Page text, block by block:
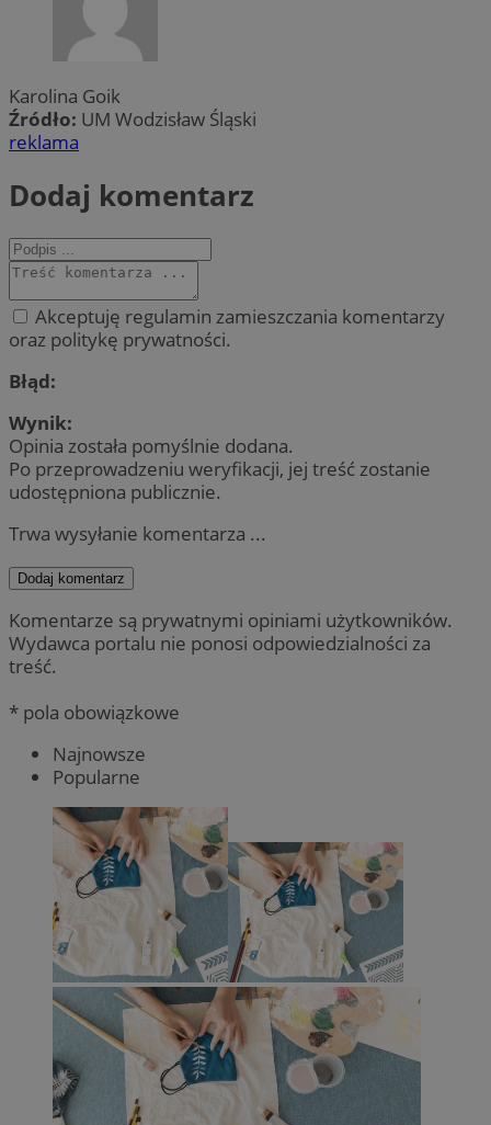
Karolina Goik
Źródło: UM Wodzisław Śląski
reklama
Dodaj komentarz
Akceptuję regulamin zamieszczania komentarzy
oraz politykę prywatności.
Błąd:
Wynik:
Opinia została pomyślnie dodana.
Po przeprowadzeniu weryfikacji, jej treść zostanie
udostępniona publicznie.
Trwa wysyłanie komentarza ...
Dodaj komentarz
Komentarze są prywatnymi opiniami użytkowników.
Wydawca portalu nie ponosi odpowiedzialności za
treść.
* pola obowiązkowe
Najnowsze
Popularne